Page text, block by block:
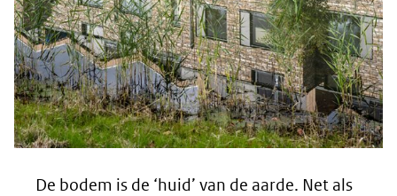
De bodem is de ‘huid’ van de aarde. Net als